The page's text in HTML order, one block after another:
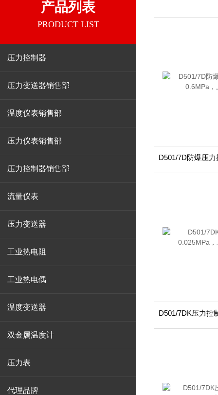
产品列表
PRODUCT LIST
压力控制器
压力变送器销售部
温度仪表销售部
压力仪表销售部
压力控制器销售部
流量仪表
压力变送器
工业热电阻
工业热电偶
温度变送器
双金属温度计
压力表
代理品牌